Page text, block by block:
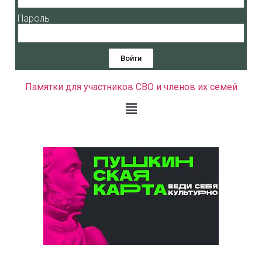
Пароль
Войти
Памятки для участников СВО и членов их семей